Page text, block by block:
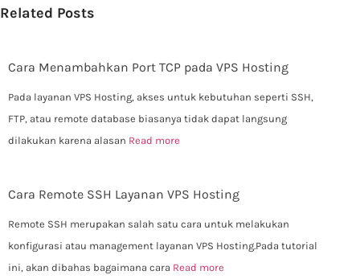
Related Posts
Cara Menambahkan Port TCP pada VPS Hosting
Pada layanan VPS Hosting, akses untuk kebutuhan seperti SSH,
FTP, atau remote database biasanya tidak dapat langsung
dilakukan karena alasan Read more
Cara Remote SSH Layanan VPS Hosting
Remote SSH merupakan salah satu cara untuk melakukan
konfigurasi atau management layanan VPS Hosting.Pada tutorial
ini, akan dibahas bagaimana cara Read more